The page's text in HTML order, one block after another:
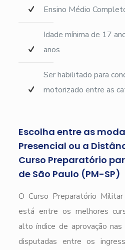
Ensino Médio
Idade mínima de 17
anos
Ser habilitado para
motorizado entre as
Escolha entre as
Presencial ou a
Curso Preparatório
de São Paulo (PM-SP)
O Curso Preparatório
está entre os melhores
alto índice de aprovação
disputadas entre os